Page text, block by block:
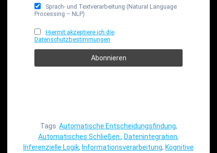
Sprach- und Textverarbeitung (Natural Language
Processing – NLP)
Hiermit akzeptiere ich die
Datenschutzbestimmungen
Tags: Automatische Entscheidungsfindung,
Automatisches Schließen. , Datenintegration,
Inferenzielle Logik, Informationsverarbeitung, Kognitive